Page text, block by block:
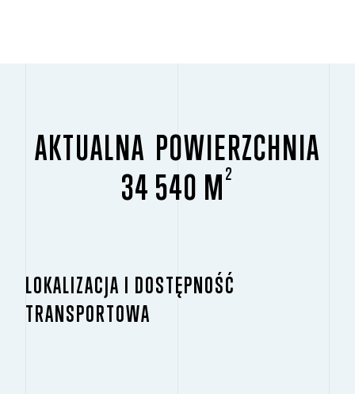
AKTUALNA POWIERZCHNIA
34 540 M 2
LOKALIZACJA I DOSTĘPNOŚĆ
TRANSPORTOWA